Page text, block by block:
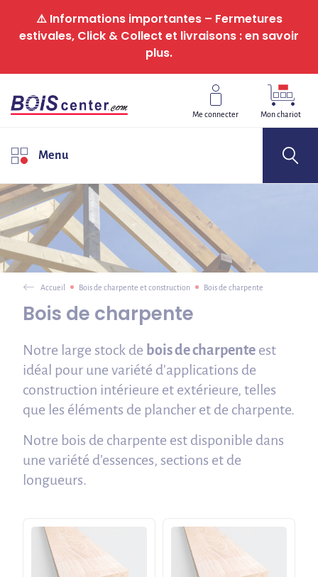
⚠️ Informations importantes – Fermetures
estivales, Click & Collect et livraisons : en savoir
plus.
Me connecter Mon chariot
Menu
Accueil Bois de charpente et construction Bois de charpente
Bois de charpente
Notre large stock de bois de charpente est
idéal pour une variété d'applications de
construction intérieure et extérieure, telles
que les éléments de plancher et de charpente.
Notre bois de charpente est disponible dans
une variété d’essences, sections et de
longueurs.